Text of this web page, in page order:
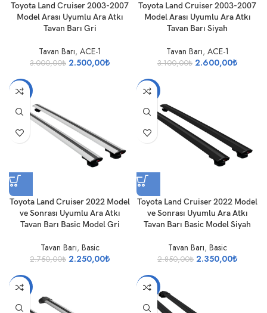
Toyota Land Cruiser 2003-2007
Model Arası Uyumlu Ara Atkı
Tavan Barı Gri
Tavan Barı, ACE-1
3.000,00₺ 2.500,00₺
Toyota Land Cruiser 2003-2007
Model Arası Uyumlu Ara Atkı
Tavan Barı Siyah
Tavan Barı, ACE-1
3.100,00₺ 2.600,00₺
-18%
Toyota Land Cruiser 2022 Model
ve Sonrası Uyumlu Ara Atkı
Tavan Barı Basic Model Gri
Tavan Barı, Basic
2.750,00₺ 2.250,00₺
-18%
Toyota Land Cruiser 2022 Model
ve Sonrası Uyumlu Ara Atkı
Tavan Barı Basic Model Siyah
Tavan Barı, Basic
2.850,00₺ 2.350,00₺
-17% -16%